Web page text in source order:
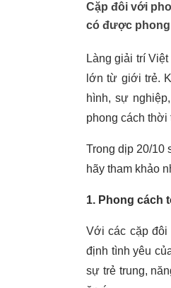
Cặp đôi với
có được phong
Làng giải trí
lớn từ giới trẻ.
hình, sự
phong cách thời
Trong dịp 20/10
hãy tham khảo
1. Phong cách
Với các cặp đôi
định tình yêu
sự trẻ trung,